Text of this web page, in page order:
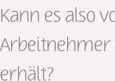
Kann es also
Arbeitnehmer
erhält?